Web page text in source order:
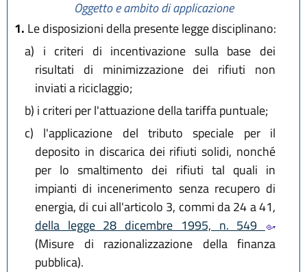
Oggetto e ambito di applicazione
1. Le disposizioni della presente legge disciplinano:
a) i criteri di incentivazione sulla base dei
risultati di minimizzazione dei rifiuti non
inviati a riciclaggio;
b) i criteri per l'attuazione della tariffa puntuale;
c) l'applicazione del tributo speciale per il
deposito in discarica dei rifiuti solidi, nonché
per lo smaltimento dei rifiuti tal quali in
impianti di incenerimento senza recupero di
energia, di cui all'articolo 3, commi da 24 a 41,
della legge 28 dicembre 1995, n. 549
(Misure di razionalizzazione della finanza
pubblica).